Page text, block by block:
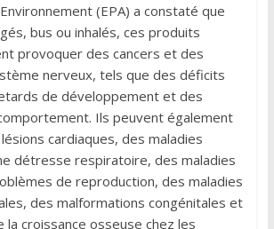
(EPA) a constaté que
bus ou inhalés, ces produits
provoquer des cancers et des
nerveux, tels que des déficits
de développement et des
Ils peuvent également
cardiaques, des maladies
détresse respiratoire, des maladies
de reproduction, des maladies
des malformations congénitales et
croissance osseuse chez les